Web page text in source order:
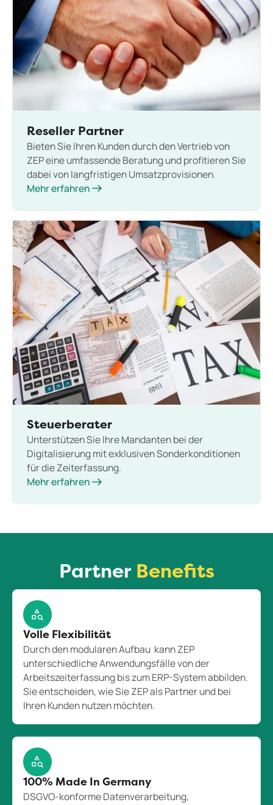
Reseller Partner
Bieten Sie Ihren Kunden durch den Vertrieb von
ZEP eine umfassende Beratung und profitieren Sie
dabei von langfristigen Umsatzprovisionen.
Mehr erfahren
Steuerberater
Unterstützen Sie Ihre Mandanten bei der
Digitalisierung mit exklusiven Sonderkonditionen
für die Zeiterfassung.
Mehr erfahren
Partner Benefits
Volle Flexibilität
Durch den modularen Aufbau kann ZEP
unterschiedliche Anwendungsfälle von der
Arbeitszeiterfassung bis zum ERP-System abbilden.
Sie entscheiden, wie Sie ZEP als Partner und bei
Ihren Kunden nutzen möchten.
100% Made In Germany
DSGVO-konforme Datenverarbeitung,